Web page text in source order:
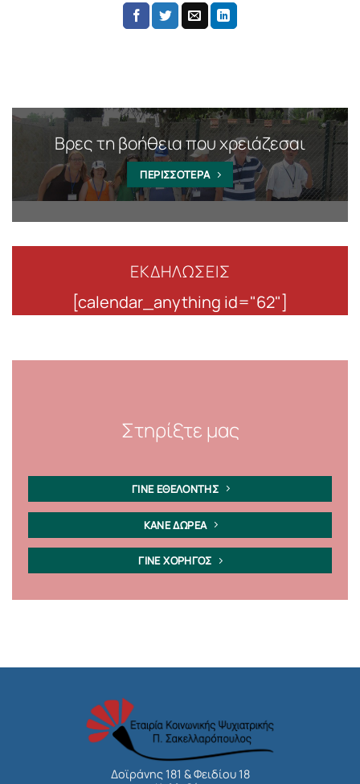
Βρες τη βοήθεια που χρειάζεσαι
ΠΕΡΙΣΣΟΤΕΡΑ
ΕΚΔΗΛΩΣΕΙΣ
[calendar_anything id="62"]
Στηρίξτε μας
ΓΙΝΕ ΕΘΕΛΟΝΤΗΣ
ΚΑΝΕ ΔΩΡΕΑ
ΓΙΝΕ ΧΟΡΗΓΟΣ
Δοϊράνης 181 & Φειδίου 18